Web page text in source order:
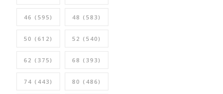
46 (595) 48 (583)
50 (612) 52 (540)
62 (375) 68 (393)
74 (443) 80 (486)